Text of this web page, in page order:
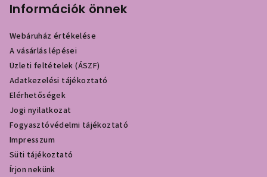
Információk önnek
Webáruház értékelése
A vásárlás lépései
Üzleti feltételek (ÁSZF)
Adatkezelési tájékoztató
Elérhetőségek
Jogi nyilatkozat
Fogyasztóvédelmi tájékoztató
Impresszum
Süti tájékoztató
Írjon nekünk